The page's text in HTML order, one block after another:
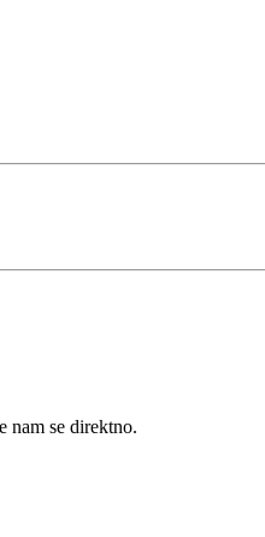
nam se direktno.